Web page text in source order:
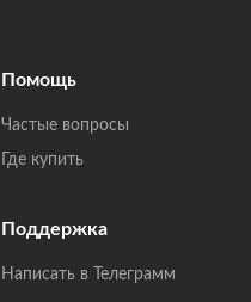
Помощь
Частые вопросы
Где купить
Поддержка
Написать в Телеграмм